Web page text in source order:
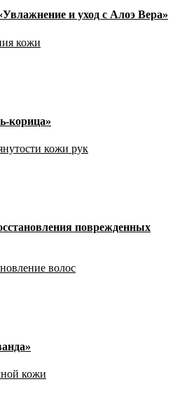
и уход с Алоэ Вера»
кожи
корица»
кожи рук
поврежденных
волос
кожи